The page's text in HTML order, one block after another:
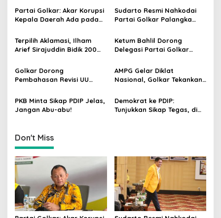
v
i
g
a
t
i
o
n
Partai Golkar: Akar Korupsi
Kepala Daerah Ada pada
Pilkada
Sudarto Resmi Nahkodai
Partai Golkar Palangka
Semakin Solid dan
Dipercaya Rakyat
Terpilih Aklamasi, Ilham
Arief Sirajuddin Bidik 200
Pemilu 2029
Ketum Bahlil Dorong
Delegasi Partai Golkar
Ngabalin Belajar Hilirisasi
Hingga Industrialisasi dari
Golkar Dorong
Pembahasan Revisi UU
Kajian Putusan MK Sudah
Tuntas
AMPG Gelar Diklat
Nasional, Golkar Tekankan
Tantangan Zaman
PKB Minta Sikap PDIP Jelas,
Jangan Abu-abu!
Demokrat ke PDIP:
Tunjukkan Sikap Tegas, di
Don't Miss